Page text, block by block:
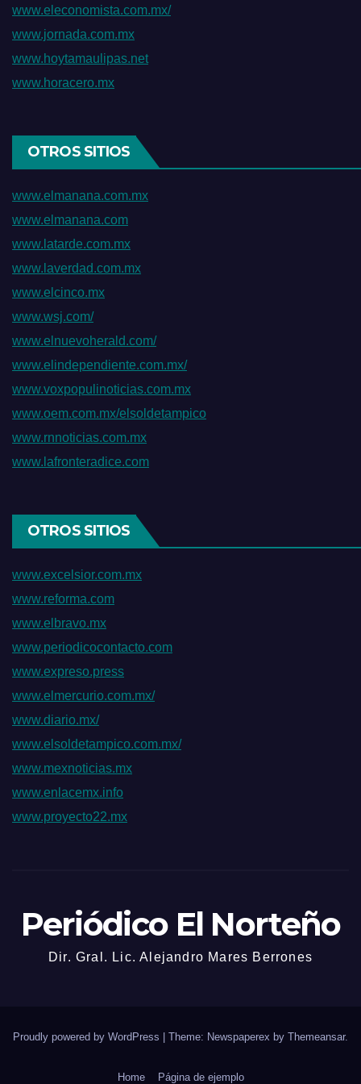
www.eleconomista.com.mx/
www.jornada.com.mx
www.hoytamaulipas.net
www.horacero.mx
OTROS SITIOS
www.elmanana.com.mx
www.elmanana.com
www.latarde.com.mx
www.laverdad.com.mx
www.elcinco.mx
www.wsj.com/
www.elnuevoherald.com/
www.elindependiente.com.mx/
www.voxpopulinoticias.com.mx
www.oem.com.mx/elsoldetampico
www.rnnoticias.com.mx
www.lafronteradice.com
OTROS SITIOS
www.excelsior.com.mx
www.reforma.com
www.elbravo.mx
www.periodicocontacto.com
www.expreso.press
www.elmercurio.com.mx/
www.diario.mx/
www.elsoldetampico.com.mx/
www.mexnoticias.mx
www.enlacemx.info
www.proyecto22.mx
Periódico El Norteño
Dir. Gral. Lic. Alejandro Mares Berrones
Proudly powered by WordPress Theme: Newspaperex by Themeansar.
Home Página de ejemplo